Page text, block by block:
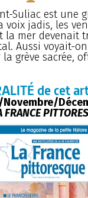
Suliac est une
voix jadis, les
la mer devenait
Aussi voyait-
grève sacrée,
de cet
FRANCE